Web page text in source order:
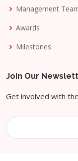
Management
Awards
Milestones
Join Our
Get involved with